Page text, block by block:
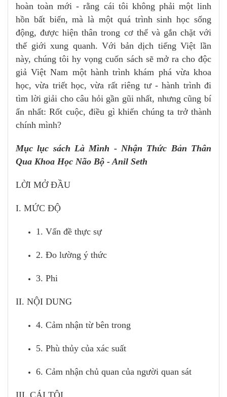
hoàn toàn mới - rằng cái tôi không phải một linh
hồn bất biến, mà là một quá trình sinh học sống
động, được hiện thân trong cơ thể và gắn chặt với
thế giới xung quanh. Với bản dịch tiếng Việt lần
này, chúng tôi hy vọng cuốn sách sẽ mở ra cho độc
giả Việt Nam một hành trình khám phá vừa khoa
học, vừa triết học, vừa rất riêng tư - hành trình đi
tìm lời giải cho câu hỏi gần gũi nhất, nhưng cũng bí
ẩn nhất: Rốt cuộc, điều gì khiến chúng ta trở thành
chính mình?
Mục lục sách Là Mình - Nhận Thức Bản Thân
Qua Khoa Học Não Bộ - Anil Seth
LỜI MỞ ĐẦU
I. MỨC ĐỘ
1. Vấn đề thực sự
2. Đo lường ý thức
3. Phi
II. NỘI DUNG
4. Cảm nhận từ bên trong
5. Phù thủy của xác suất
6. Cảm nhận chủ quan của người quan sát